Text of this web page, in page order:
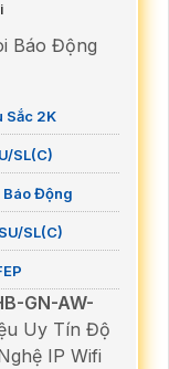
Báo Động
Sắc 2K
SL(C)
Báo Động
SL(C)
GN-AW-
Uy Tín Độ
IP Wifi